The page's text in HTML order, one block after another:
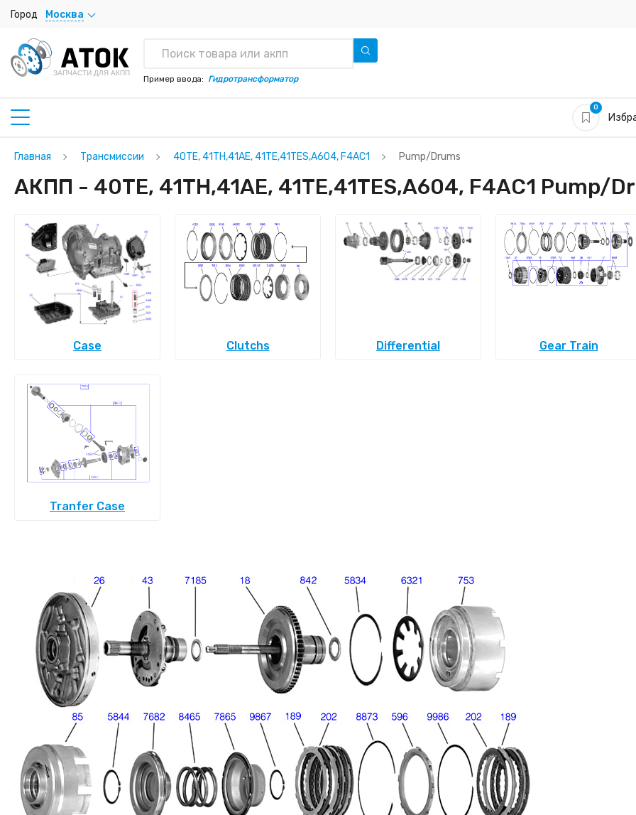
Город Москва
ЗАПЧАСТИ ДЛЯ АКПП
Пример ввода: Гидротрансформатор
0
Главная Трансмиссии 40TE, 41TH,41AE, 41TE,41TES,A604, F4AC1 Pump/Drums
АКПП - 40TE, 41TH,41AE, 41TE,41TES,A604, F4AC1 Pump/
Case Clutchs Differential Gear Train
Tranfer Case